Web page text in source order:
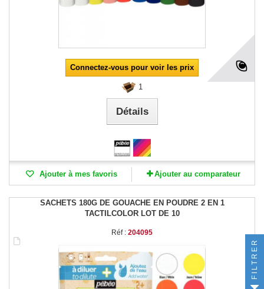
Connectez-vous pour voir les prix
1
Détails
Ajouter à mes favoris Ajouter au comparateur
SACHETS 180G DE GOUACHE EN POUDRE 2 EN 1
TACTILCOLOR LOT DE 10
Réf : 204095
FILTRER